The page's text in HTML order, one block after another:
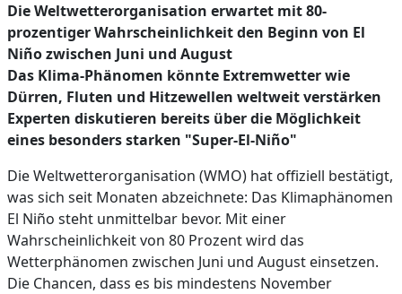
Die Weltwetterorganisation erwartet mit 80-
prozentiger Wahrscheinlichkeit den Beginn von El
Niño zwischen Juni und August
Das Klima-Phänomen könnte Extremwetter wie
Dürren, Fluten und Hitzewellen weltweit verstärken
Experten diskutieren bereits über die Möglichkeit
eines besonders starken "Super-El-Niño"
Die Weltwetterorganisation (WMO) hat offiziell bestätigt,
was sich seit Monaten abzeichnete: Das Klimaphänomen
El Niño steht unmittelbar bevor. Mit einer
Wahrscheinlichkeit von 80 Prozent wird das
Wetterphänomen zwischen Juni und August einsetzen.
Die Chancen, dass es bis mindestens November